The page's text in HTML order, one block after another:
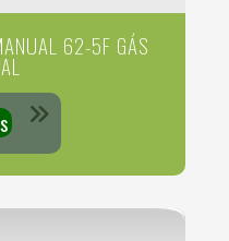
62-5F GÁS